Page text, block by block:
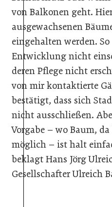
von Balkonen geht.
ausgewachsenen
eingehalten werden.
Entwicklung nicht
deren Pflege nicht
von mir kontaktierte
bestätigt, dass sich
nicht ausschließen.
Vorgabe – wo Baum,
möglich – ist halt
beklagt Hans Jörg
Gesellschafter Ulreich